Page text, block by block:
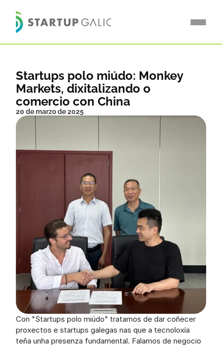
Startups polo miúdo: Monkey
Markets, dixitalizando o
comercio con China
20 de marzo de 2025
Con "Startups polo miúdo" tratamos de dar coñecer
proxectos e startups galegas nas que a tecnoloxía
teña unha presenza fundamental. Falamos de negocio